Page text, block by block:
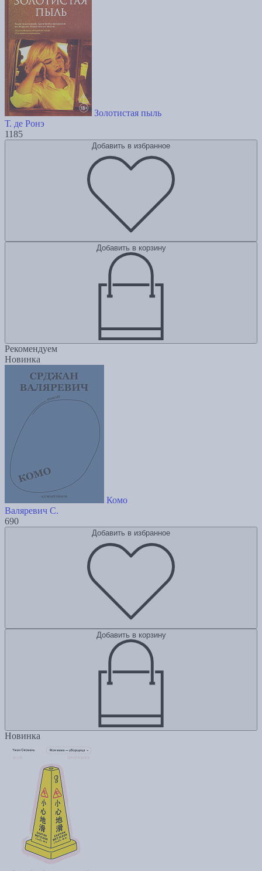
Золотистая пыль
Т. де Ронэ
1185
Добавить в избранное
Добавить в корзину
Рекомендуем
Новинка
Комо
Валяревич С.
690
Добавить в избранное
Добавить в корзину
Новинка